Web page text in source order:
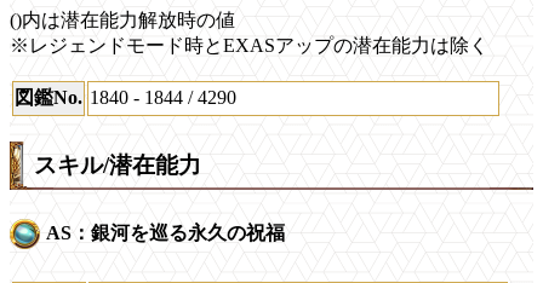
()内は潜在能力解放時の値
※レジェンドモード時とEXASアップの潜在能力は除く
図鑑No. 1840 - 1844 / 4290
スキル/潜在能力
AS：銀河を巡る永久の祝福